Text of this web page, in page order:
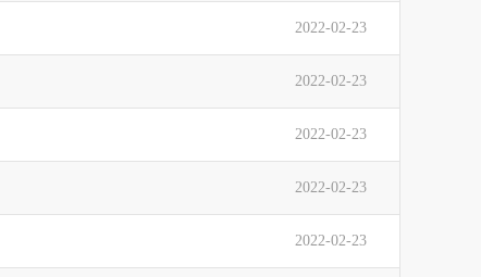
2022-02-23
2022-02-23
2022-02-23
2022-02-23
2022-02-23